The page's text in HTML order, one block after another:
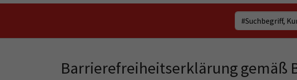
Barrierefreiheitserklärung gemäß